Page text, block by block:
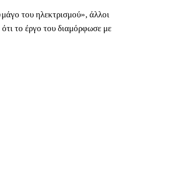
του ηλεκτρισμού», άλλοι
το έργο του διαμόρφωσε με